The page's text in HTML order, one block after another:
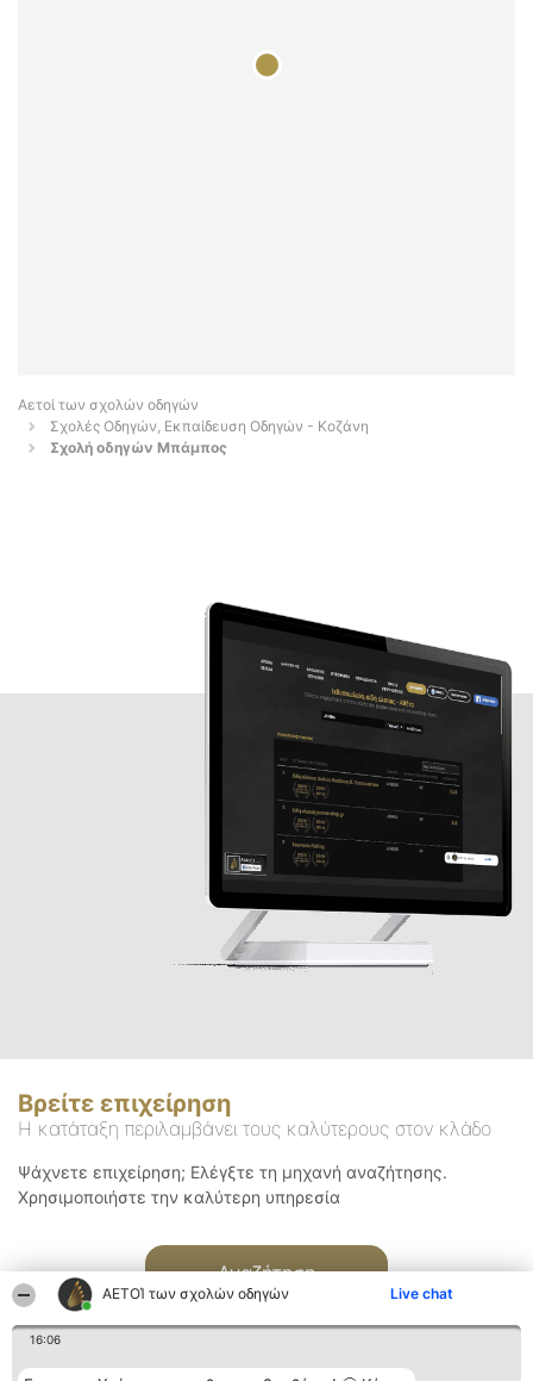
ΑΕΤΟΊ των σχολών οδηγών Live chat
16:06
Αετοί των σχολών οδηγών
Σχολές Οδηγών, Εκπαίδευση Οδηγών - Κοζάνη
Σχολή οδηγών Μπάμπος
Βρείτε επιχείρηση
Η κατάταξη περιλαμβάνει τους καλύτερους στον κλάδο
Ψάχνετε επιχείρηση; Ελέγξτε τη μηχανή αναζήτησης.
Χρησιμοποιήστε την καλύτερη υπηρεσία
Αναζήτηση